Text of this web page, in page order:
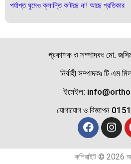
পর্যাপ্ত ঘুমেও ক্লান্তি কাটছে না! আছে প্রতিকার
প্রকাশক ও সম্পাদকঃ মো.
নির্বাহী সম্পাদকঃ টি এম
ইমেইল:
যোগাযোগ ও বিজ্ঞাপন
কপিরাইট © 2026